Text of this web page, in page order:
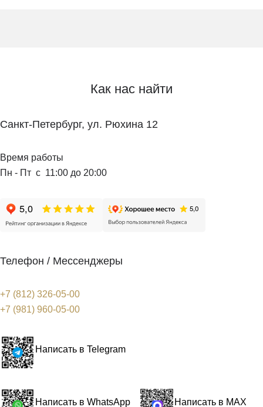
Как нас найти
Телефон / Мессенджеры
+7 (812) 326-05-00
+7 (981) 960-05-00
Написать в Telegram
Написать в WhatsApp Написать в MAX
Санкт-Петербург, ул. Рюхина 12
Время работы
Пн - Пт с 11:00 до 20:00